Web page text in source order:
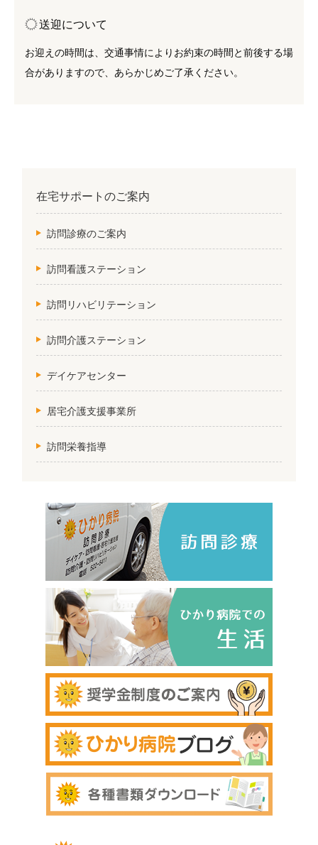
送迎について
お迎えの時間は、交通事情によりお約束の時間と前後する場
合がありますので、あらかじめご了承ください。
在宅サポートのご案内
訪問診療のご案内
訪問看護ステーション
訪問リハビリテーション
訪問介護ステーション
デイケアセンター
居宅介護支援事業所
訪問栄養指導